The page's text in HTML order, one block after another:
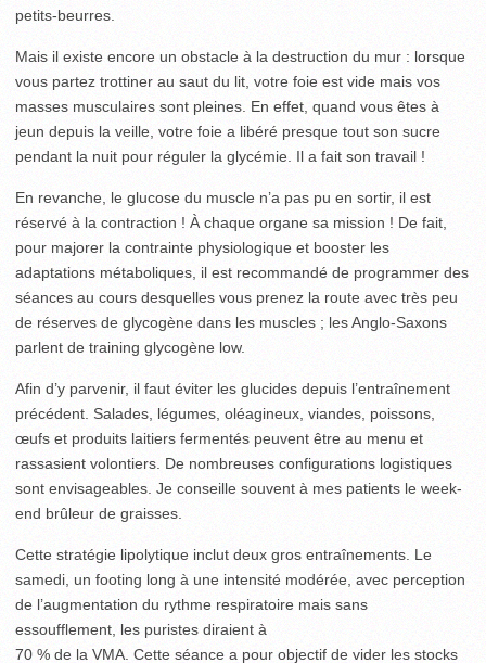
petits-beurres.
Mais il existe encore un obstacle à la destruction du mur : lorsque
vous partez trottiner au saut du lit, votre foie est vide mais vos
masses musculaires sont pleines. En effet, quand vous êtes à
jeun depuis la veille, votre foie a libéré presque tout son sucre
pendant la nuit pour réguler la glycémie. Il a fait son travail !
En revanche, le glucose du muscle n’a pas pu en sortir, il est
réservé à la contraction ! À chaque organe sa mission ! De fait,
pour majorer la contrainte physiologique et booster les
adaptations métaboliques, il est recommandé de programmer des
séances au cours desquelles vous prenez la route avec très peu
de réserves de glycogène dans les muscles ; les Anglo-Saxons
parlent de training glycogène low.
Afin d’y parvenir, il faut éviter les glucides depuis l’entraînement
précédent. Salades, légumes, oléagineux, viandes, poissons,
œufs et produits laitiers fermentés peuvent être au menu et
rassasient volontiers. De nombreuses configurations logistiques
sont envisageables. Je conseille souvent à mes patients le week-
end brûleur de graisses.
Cette stratégie lipolytique inclut deux gros entraînements. Le
samedi, un footing long à une intensité modérée, avec perception
de l’augmentation du rythme respiratoire mais sans
essoufflement, les puristes diraient à
70 % de la VMA. Cette séance a pour objectif de vider les stocks